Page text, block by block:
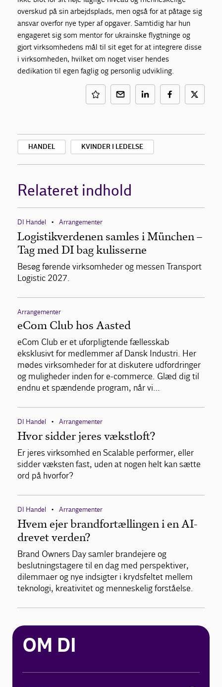
overskud på sin arbejdsplads, men også for at påtage sig
ansvar overfor nye typer af opgaver. Samtidig har hun
engageret sig som mentor for ukrainske flygtninge og
gjort virksomhedens mål til sit eget for at integrere disse
i virksomheden, hvilket om noget viser hendes
dedikation til egen faglig og personlig udvikling.
HANDEL KVINDER I LEDELSE
Relateret indhold
DI Handel • Arrangementer
Logistikverdenen samles i München –
Tag med DI bag kulisserne
Besøg førende virksomheder og messen Transport
Logistic 2027.
Arrangementer
eCom Club hos Aasted
eCom Club er et uforpligtende fællesskab
eksklusivt for medlemmer af Dansk Industri. Her
mødes virksomheder for at diskutere udfordringer
og muligheder inden for e-commerce. Glæd dig til
endnu et spændende program, når vi…
DI Handel • Arrangementer
Hvor sidder jeres vækstloft?
Er jeres virksomhed en Scalable performer, eller
sidder væksten fast, uden at nogen helt kan sætte
ord på hvorfor?
DI Handel • Arrangementer
Hvem ejer brandfortællingen i en AI-
drevet verden?
Brand Owners Day samler brandejere og
beslutningstagere til en dag med perspektiver,
dilemmaer og nye indsigter i krydsfeltet mellem
teknologi, kreativitet og menneskelig forståelse.
OM DI